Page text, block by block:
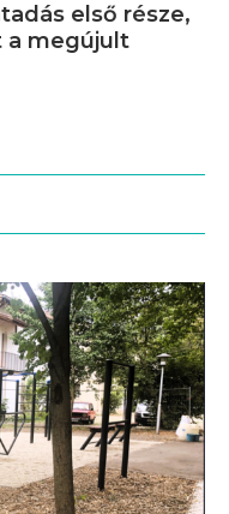
első része,
a megújult